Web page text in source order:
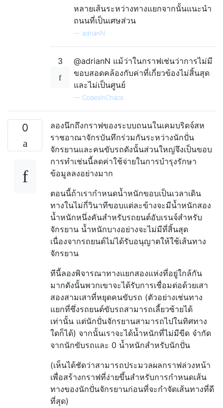
หลายเส้นระหว่างทางแยกจากนั้นแนะนำ
ถนนที่เป็นเศษส่วน
adrianN
3
@adrianN แม้ว่าในกราฟเช่นว่าการไม่มี
ขอบสอดคล้องกับค่าที่เกี่ยวข้องไม่สิ้นสุด
และไม่เป็นศูนย์
— CodesInChaos
0
ลองนึกถึงกราฟของระบบถนนในเคมบริดจ์สห
ราชอาณาจักรบันทึกร่วมกันระหว่างนักปั่น
จักรยานและคนขับรถดังนั้นส่วนใหญ่จึงเป็นขอบ
การทำเช่นนี้ลดค่าใช้จ่ายในการบำรุงรักษา
ข้อมูลลงอย่างมาก
ตอนนี้ถ้าเรากำหนดน้ำหนักขอบเป็นเวลาเดิน
ทางในไม่กี่วินาทีขอบแต่ละข้างจะมีน้ำหนักสอง
น้ำหนักหนึ่งคันสำหรับรถยนต์อับเรนจ์สำหรับ
จักรยาน น้ำหนักบางอย่างจะไม่มีที่สิ้นสุด
เนื่องจากรถยนต์ไม่ได้รับอนุญาตให้ใช้เส้นทาง
จักรยาน
ทีนี้ลองพิจารณาทางแยกสองแห่งที่อยู่ใกล้กัน
มากดังนั้นพวกเขาจะได้รับการเชื่อมต่อด้วยเสา
สองสามเสาที่หยุดคนขับรถ (ตัวอย่างเช่นทาง
แยกที่ซึ่งรถยนต์ขับรถสามารถเลี้ยวซ้ายได้
เท่านั้น แต่นักปั่นจักรยานสามารถไปในทิศทาง
ใดก็ได้) จากนั้นเราจะได้น้ำหนักที่ไม่มีขีด จำกัด
จากนักขับรถและ 0 น้ำหนักสำหรับนักปั่น
(เห็นได้ชัดว่าสามารถประมวลผลกราฟล่วงหน้า
เพื่อสร้างกราฟที่ง่ายขึ้นสำหรับการกำหนดเส้น
ทางของนักปั่นจักรยานก่อนที่จะกำจัดเส้นทางที่ดี
ที่สุด)